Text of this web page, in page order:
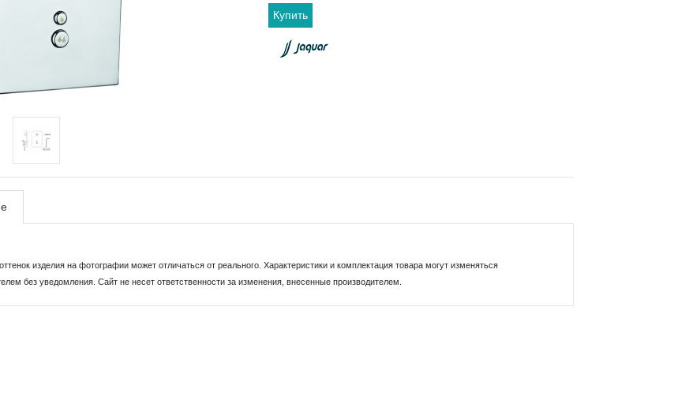
Купить
изделия на фотографии может отличаться от реального. Характеристики и комплектация товара могут изменяться
без уведомления. Сайт не несет ответственности за изменения, внесенные производителем.